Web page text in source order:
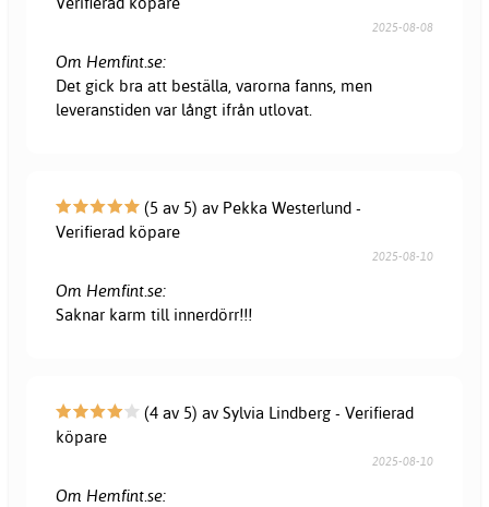
2025-08-08
Om Hemfint.se:
Det gick bra att beställa, varorna fanns, men
leveranstiden var långt ifrån utlovat.
(5 av 5) av Pekka Westerlund -
Verifierad köpare
2025-08-10
Om Hemfint.se:
Saknar karm till innerdörr!!!
(4 av 5) av Sylvia Lindberg - Verifierad
köpare
2025-08-10
Om Hemfint.se: